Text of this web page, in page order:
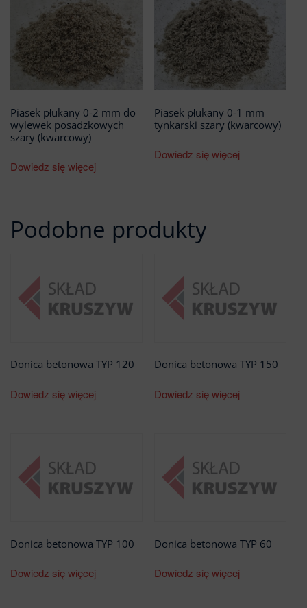
Piasek płukany 0-2 mm do
wylewek posadzkowych
szary (kwarcowy)
Dowiedz się więcej
Piasek płukany 0-1 mm
tynkarski szary (kwarcowy)
Dowiedz się więcej
Podobne produkty
Donica betonowa TYP 120
Dowiedz się więcej
Donica betonowa TYP 150
Dowiedz się więcej
Donica betonowa TYP 100
Dowiedz się więcej
Donica betonowa TYP 60
Dowiedz się więcej